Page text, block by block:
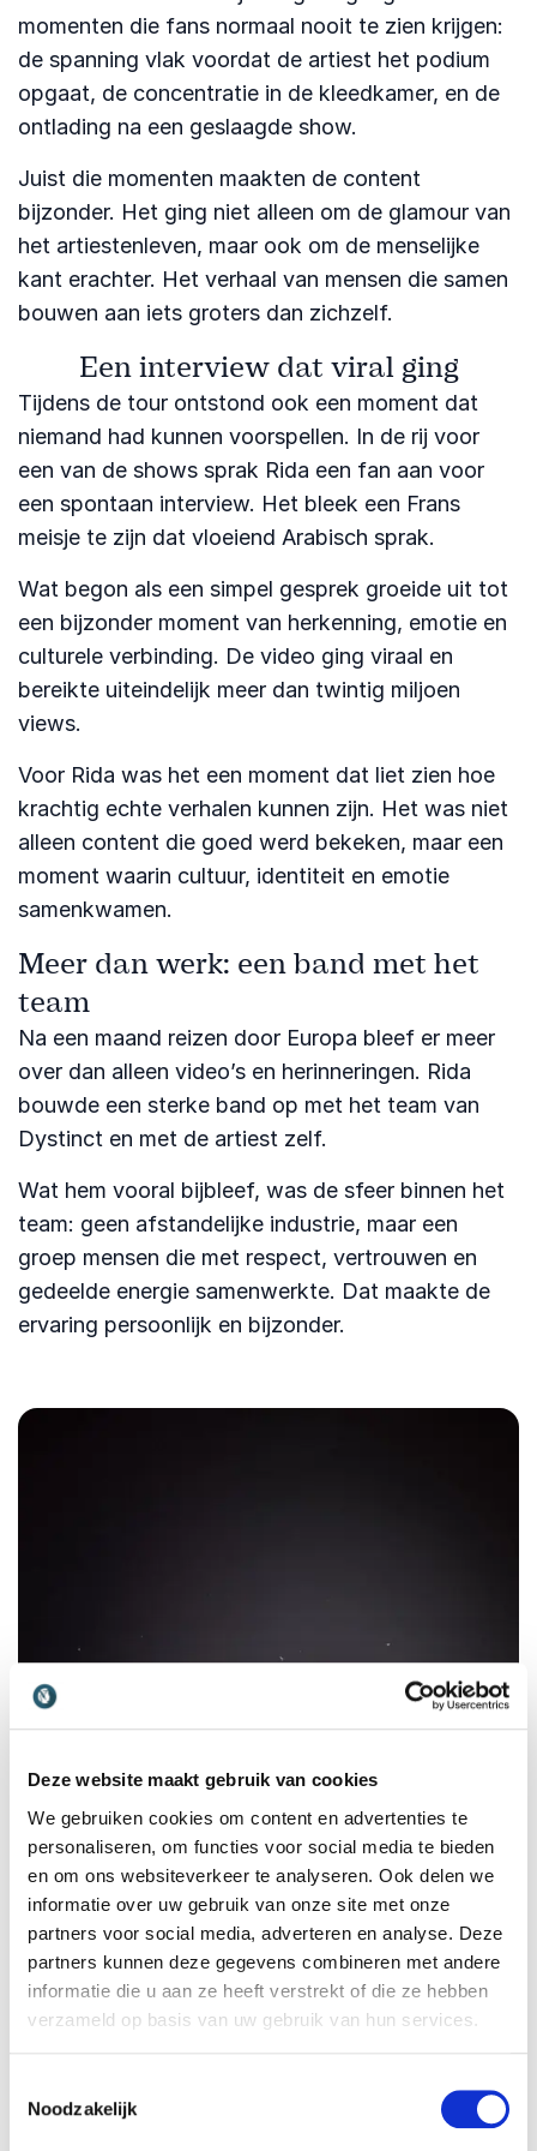
Deze website maakt gebruik van cookies
We gebruiken cookies om content en advertenties te
personaliseren, om functies voor social media te bieden
en om ons websiteverkeer te analyseren. Ook delen we
informatie over uw gebruik van onze site met onze
partners voor social media, adverteren en analyse. Deze
partners kunnen deze gegevens combineren met andere
informatie die u aan ze heeft verstrekt of die ze hebben
verzameld op basis van uw gebruik van hun services.
Noodzakelijk
momenten die fans normaal nooit te zien krijgen:
de spanning vlak voordat de artiest het podium
opgaat, de concentratie in de kleedkamer, en de
ontlading na een geslaagde show.
Juist die momenten maakten de content
bijzonder. Het ging niet alleen om de glamour van
het artiestenleven, maar ook om de menselijke
kant erachter. Het verhaal van mensen die samen
bouwen aan iets groters dan zichzelf.
Een interview dat viral ging
Tijdens de tour ontstond ook een moment dat
niemand had kunnen voorspellen. In de rij voor
een van de shows sprak Rida een fan aan voor
een spontaan interview. Het bleek een Frans
meisje te zijn dat vloeiend Arabisch sprak.
Wat begon als een simpel gesprek groeide uit tot
een bijzonder moment van herkenning, emotie en
culturele verbinding. De video ging viraal en
bereikte uiteindelijk meer dan twintig miljoen
views.
Voor Rida was het een moment dat liet zien hoe
krachtig echte verhalen kunnen zijn. Het was niet
alleen content die goed werd bekeken, maar een
moment waarin cultuur, identiteit en emotie
samenkwamen.
Meer dan werk: een band met het
team
Na een maand reizen door Europa bleef er meer
over dan alleen video’s en herinneringen. Rida
bouwde een sterke band op met het team van
Dystinct en met de artiest zelf.
Wat hem vooral bijbleef, was de sfeer binnen het
team: geen afstandelijke industrie, maar een
groep mensen die met respect, vertrouwen en
gedeelde energie samenwerkte. Dat maakte de
ervaring persoonlijk en bijzonder.